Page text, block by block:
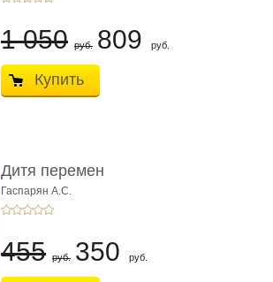
1 050 руб. 809 руб.
Купить
Дитя перемен
Гаспарян А.С.
455 руб. 350 руб.